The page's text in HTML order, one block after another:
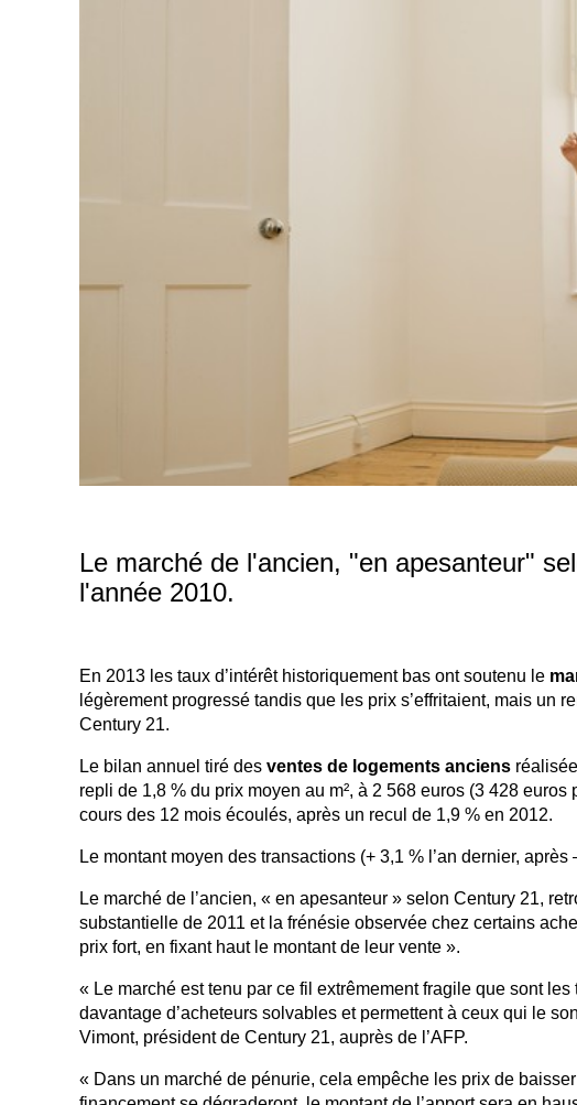
Le marché de l'ancien, "en apesanteur"
l'année 2010.
En 2013 les taux d’intérêt historiquement bas ont soutenu le
légèrement progressé tandis que les prix s’effritaient, mais un
Century 21.
Le bilan annuel tiré des ventes de logements anciens
repli de 1,8 % du prix moyen au m², à 2 568 euros (3 428
cours des 12 mois écoulés, après un recul de 1,9 % en 2012.
Le montant moyen des transactions (+ 3,1 % l’an dernier,
Le marché de l’ancien, « en apesanteur » selon Century 21,
substantielle de 2011 et la frénésie observée chez certains
prix fort, en fixant haut le montant de leur vente ».
« Le marché est tenu par ce fil extrêmement fragile que sont
davantage d’acheteurs solvables et permettent à ceux qui le
Vimont, président de Century 21, auprès de l’AFP.
« Dans un marché de pénurie, cela empêche les prix de